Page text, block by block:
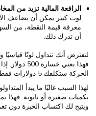
الرافعة المالية تزيد من
لوت كبير يمكن أن يضاعف
معرفة قيمة النقطة، من
أن تدرك ذلك.
فهذا يعني
الحركة ستكلفك 5 دولارات فقط.
لهذا السبب غالبًا ما يبدأ
بكميات صغيرة أو نانوية. فهذا
ويتيح لك اكتساب الخبرة دون